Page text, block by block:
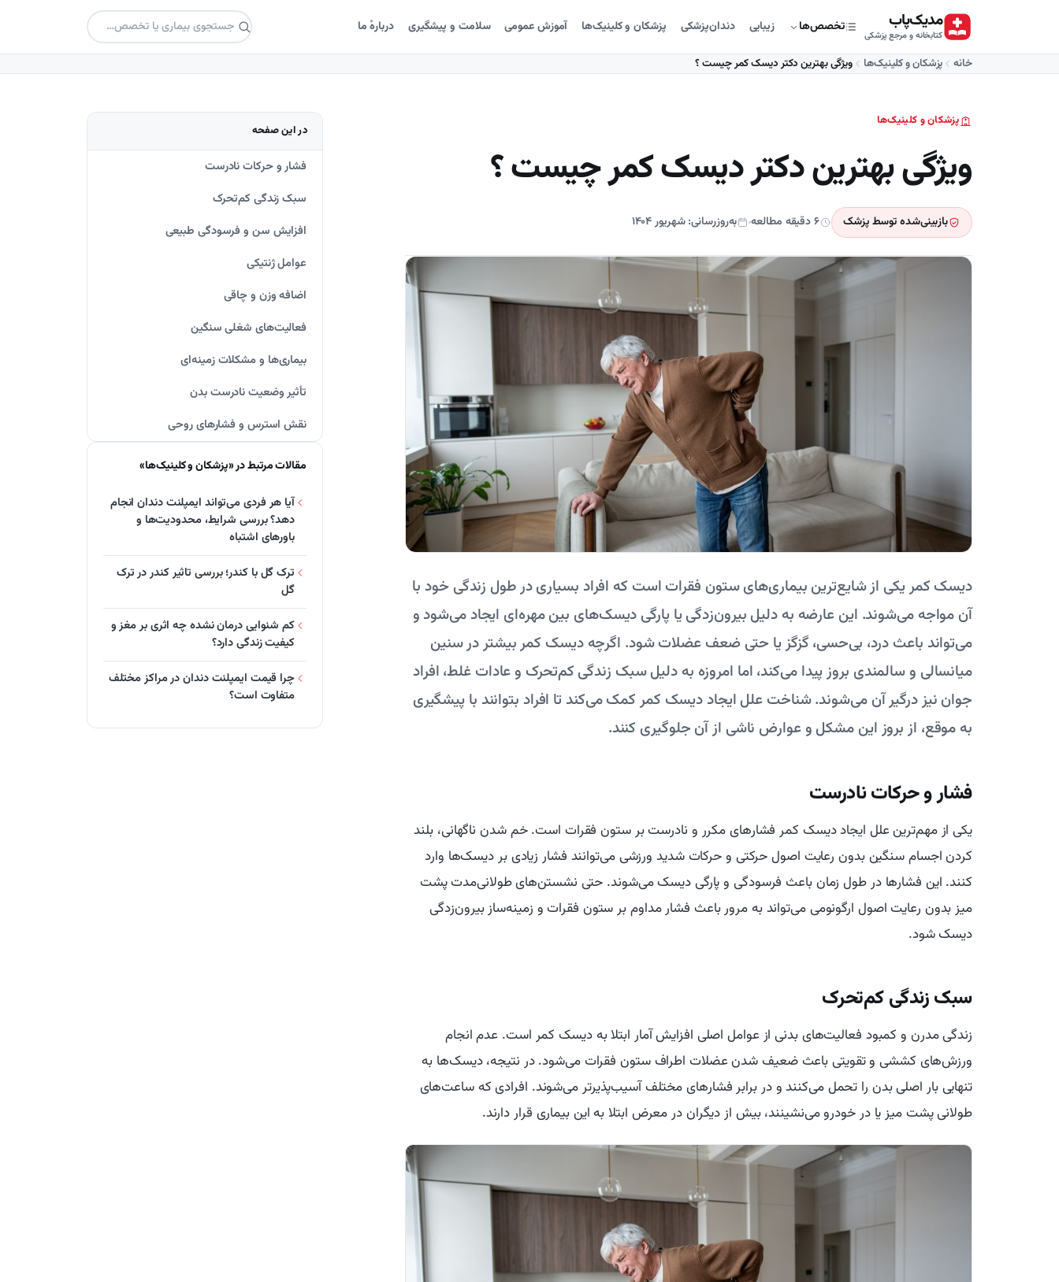
مدیک‌پاب
کتابخانه و مرجع پزشکی
تخصص‌ها زیبایی دندان‌پزشکی پزشکان و کلینیک‌ها آموزش عمومی سلامت و پیشگیری دربارهٔ ما
خانه پزشکان و کلینیک‌ها ویژگی بهترین دکتر دیسک کمر چیست ؟
پزشکان و کلینیک‌ها
ویژگی بهترین دکتر دیسک کمر چیست ؟
بازبینی‌شده توسط پزشک ۶ دقیقه مطالعه به‌روزرسانی: شهریور ۱۴۰۴
دیسک کمر یکی از شایع‌ترین بیماری‌های ستون فقرات است که افراد بسیاری در طول زندگی خود با
آن مواجه می‌شوند. این عارضه به دلیل بیرون‌زدگی یا پارگی دیسک‌های بین مهره‌ای ایجاد می‌شود و
می‌تواند باعث درد، بی‌حسی، گزگز یا حتی ضعف عضلات شود. اگرچه دیسک کمر بیشتر در سنین
میانسالی و سالمندی بروز پیدا می‌کند، اما امروزه به دلیل سبک زندگی کم‌تحرک و عادات غلط، افراد
جوان نیز درگیر آن می‌شوند. شناخت علل ایجاد دیسک کمر کمک می‌کند تا افراد بتوانند با پیشگیری
به موقع، از بروز این مشکل و عوارض ناشی از آن جلوگیری کنند.
فشار و حرکات نادرست
یکی از مهم‌ترین علل ایجاد دیسک کمر فشارهای مکرر و نادرست بر ستون فقرات است. خم شدن ناگهانی، بلند
کردن اجسام سنگین بدون رعایت اصول حرکتی و حرکات شدید ورزشی می‌توانند فشار زیادی بر دیسک‌ها وارد
کنند. این فشارها در طول زمان باعث فرسودگی و پارگی دیسک می‌شوند. حتی نشستن‌های طولانی‌مدت پشت
میز بدون رعایت اصول ارگونومی می‌تواند به مرور باعث فشار مداوم بر ستون فقرات و زمینه‌ساز بیرون‌زدگی
دیسک شود.
سبک زندگی کم‌تحرک
زندگی مدرن و کمبود فعالیت‌های بدنی از عوامل اصلی افزایش آمار ابتلا به دیسک کمر است. عدم انجام
ورزش‌های کششی و تقویتی باعث ضعیف شدن عضلات اطراف ستون فقرات می‌شود. در نتیجه، دیسک‌ها به
تنهایی بار اصلی بدن را تحمل می‌کنند و در برابر فشارهای مختلف آسیب‌پذیرتر می‌شوند. افرادی که ساعت‌های
طولانی پشت میز یا در خودرو می‌نشینند، بیش از دیگران در معرض ابتلا به این بیماری قرار دارند.
در این صفحه
فشار و حرکات نادرست
سبک زندگی کم‌تحرک
افزایش سن و فرسودگی طبیعی
عوامل ژنتیکی
اضافه وزن و چاقی
فعالیت‌های شغلی سنگین
بیماری‌ها و مشکلات زمینه‌ای
تأثیر وضعیت نادرست بدن
نقش استرس و فشارهای روحی
مقالات مرتبط در «پزشکان و کلینیک‌ها»
آیا هر فردی می‌تواند ایمپلنت دندان انجام
دهد؟ بررسی شرایط، محدودیت‌ها و
باورهای اشتباه
ترک گل با کندر؛ بررسی تاثیر کندر در ترک
گل
کم‌ شنوایی درمان نشده چه اثری بر مغز و
کیفیت زندگی دارد؟
چرا قیمت ایمپلنت دندان در مراکز مختلف
متفاوت است؟